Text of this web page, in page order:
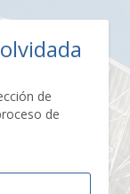
de
de